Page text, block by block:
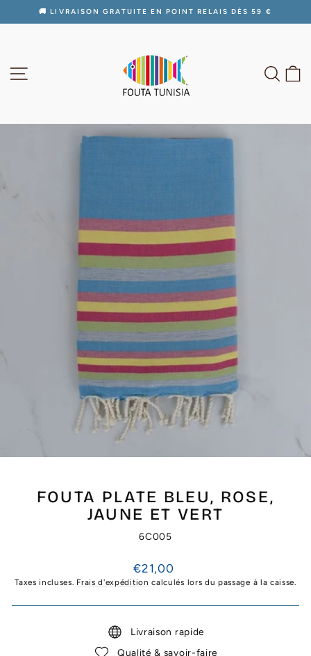
Diaporama
🚚 LIVRAISON GRATUITE EN POINT RELAIS DÈS 59 €
FOUTA PLATE BLEU, ROSE,
JAUNE ET VERT
6C005
Prix
régulier
€21,00
Taxes incluses. Frais d'expédition calculés lors du passage à la caisse.
Livraison rapide
Qualité & savoir-faire